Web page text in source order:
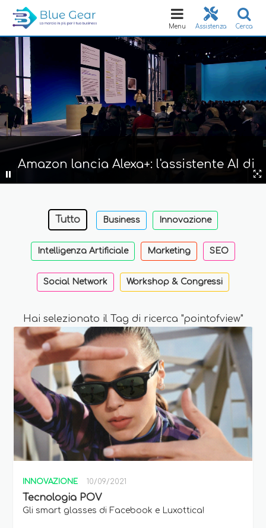
Cerca
Assistenza
Toggle
navigation
Menu
Amazon lancia Alexa+: l'assistente AI di
intelligente
Tutto Business Innovazione
Intelligenza Artificiale Marketing SEO
Social Network Workshop & Congressi
Hai selezionato il Tag di ricerca "pointofview"
INNOVAZIONE 10/09/2021
Tecnologia POV
Gli smart glasses di Facebook e Luxottica!